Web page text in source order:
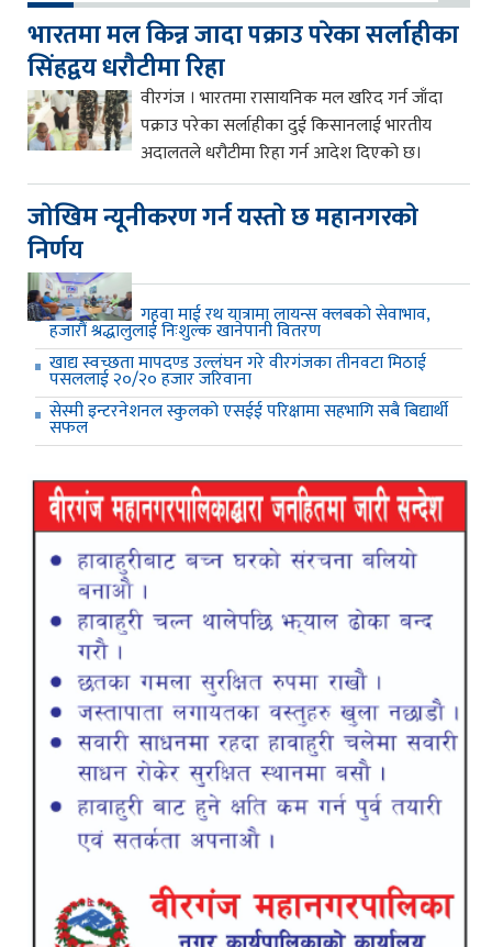
भारतमा मल किन्न जादा पक्राउ परेका सर्लाहीका
सिंहद्वय धरौटीमा रिहा
वीरगंज । भारतमा रासायनिक मल खरिद गर्न जाँदा
पक्राउ परेका सर्लाहीका दुई किसानलाई भारतीय
अदालतले धरौटीमा रिहा गर्न आदेश दिएको छ।
जाेखिम न्यूनीकरण गर्न यस्ताे छ महानगरकाे
निर्णय
गहवा माई रथ यात्रामा लायन्स क्लबको सेवाभाव,
हजारौं श्रद्धालुलाई निःशुल्क खानेपानी वितरण
खाद्य स्वच्छता मापदण्ड उल्लंघन गरे वीरगंजका तीनवटा मिठाई
पसललाई २०/२० हजार जरिवाना
सेस्मी इन्टरनेशनल स्कुलको एसईई परिक्षामा सहभागि सबै बिद्यार्थी
सफल